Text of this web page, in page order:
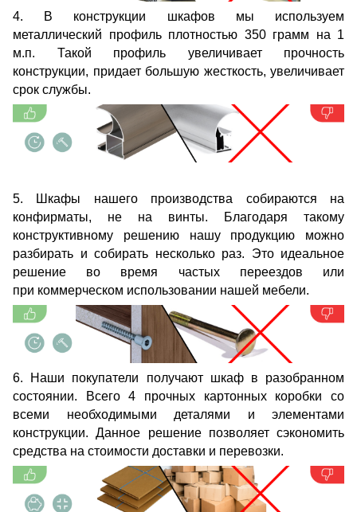
4. В конструкции шкафов мы используем
металлический профиль плотностью 350 грамм на 1
м.п. Такой профиль увеличивает прочность
конструкции, придает большую жесткость, увеличивает
срок службы.
5. Шкафы нашего производства собираются на
конфирматы, не на винты. Благодаря такому
конструктивному решению нашу продукцию можно
разбирать и собирать несколько раз. Это идеальное
решение во время частых переездов или
при коммерческом использовании нашей мебели.
6. Наши покупатели получают шкаф в разобранном
состоянии. Всего 4 прочных картонных коробки со
всеми необходимыми деталями и элементами
конструкции. Данное решение позволяет сэкономить
средства на стоимости доставки и перевозки.